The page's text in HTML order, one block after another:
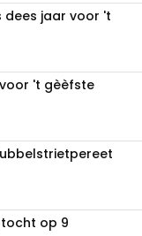
dees jaar voor 't
't gèèfste
op 9